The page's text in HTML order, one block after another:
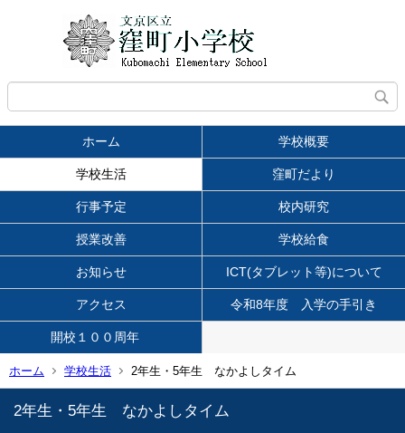
ホーム 学校概要
学校生活 窪町だより
行事予定 校内研究
授業改善 学校給食
お知らせ ICT(タブレット等)について
アクセス 令和8年度 入学の手引き
開校１００周年
ホーム 学校生活 2年生・5年生 なかよしタイム
2年生・5年生 なかよしタイム